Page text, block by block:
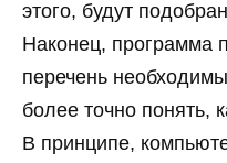
этого, будут
Наконец, программа
перечень
более точно понять,
В принципе,